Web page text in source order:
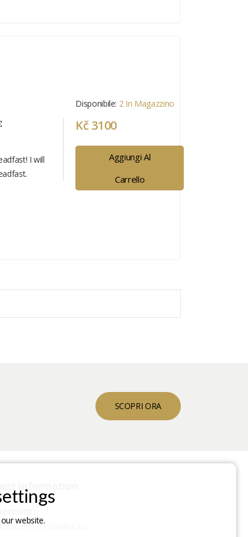
I will
Disponibile: 2 In Magazzino
Kč 3100
Aggiungi Al
Carrello
SCOPRI ORA
Information
2010 Fio banka a.s.
website.